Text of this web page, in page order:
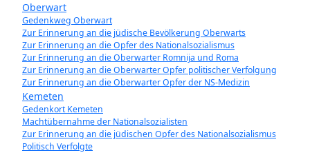
Oberwart
Gedenkweg Oberwart
Zur Erinnerung an die jüdische Bevölkerung Oberwarts
Zur Erinnerung an die Opfer des Nationalsozialismus
Zur Erinnerung an die Oberwarter Romnija und Roma
Zur Erinnerung an die Oberwarter Opfer politischer Verfolgung
Zur Erinnerung an die Oberwarter Opfer der NS-Medizin
Kemeten
Gedenkort Kemeten
Machtübernahme der Nationalsozialisten
Zur Erinnerung an die jüdischen Opfer des Nationalsozialismus
Politisch Verfolgte